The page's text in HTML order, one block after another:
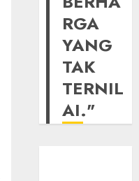
RGA
YANG
TAK
TERNIL
AI."